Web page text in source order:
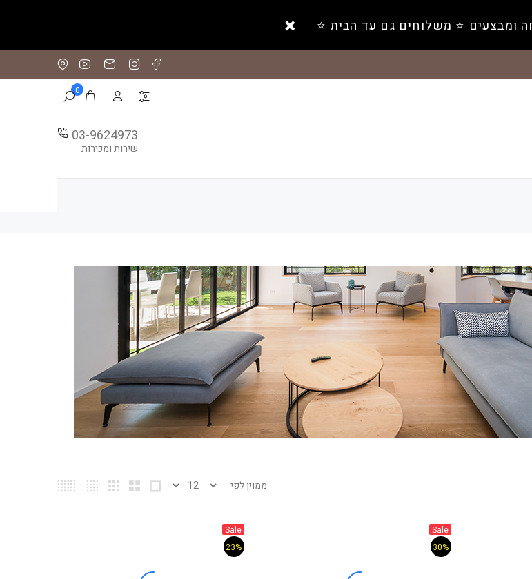
ומבצעים ⭐️ משלוחים גם עד הבית ⭐️
0
03-9624973
שירות ומכירות
30%
Sale
23%
Sale